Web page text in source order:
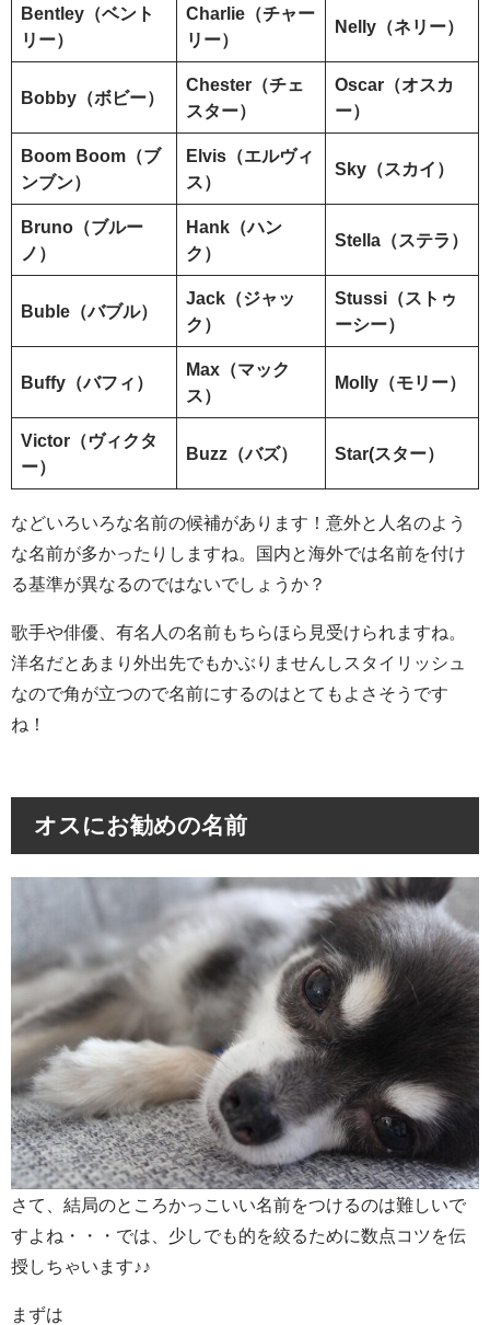
Bentley（ベント
リー）
Charlie（チャー
リー）
Nelly（ネリー）
Bobby（ボビー）
Chester（チェ
スター）
Oscar（オスカ
ー）
Boom Boom（ブ
ンブン）
Elvis（エルヴィ
ス）
Sky（スカイ）
Bruno（ブルー
ノ）
Hank（ハン
ク）
Stella（ステラ）
Buble（バブル）
Jack（ジャッ
ク）
Stussi（ストゥ
ーシー）
Buffy（バフィ）
Max（マック
ス）
Molly（モリー）
Victor（ヴィクタ
ー）
Buzz（バズ） Star(スター）
などいろいろな名前の候補があります！意外と人名のよう
な名前が多かったりしますね。国内と海外では名前を付け
る基準が異なるのではないでしょうか？
歌手や俳優、有名人の名前もちらほら見受けられますね。
洋名だとあまり外出先でもかぶりませんしスタイリッシュ
なので角が立つので名前にするのはとてもよさそうです
ね！
オスにお勧めの名前
さて、結局のところかっこいい名前をつけるのは難しいで
すよね・・・では、少しでも的を絞るために数点コツを伝
授しちゃいます♪♪
まずは